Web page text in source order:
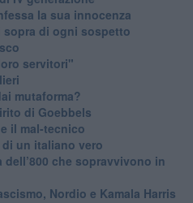
la sua innocenza
di ogni sospetto
servitori"
mutaforma?
di Goebbels
il mal-tecnico
un italiano vero
dell’800 che sopravvivono in
Nordio e Kamala Harris